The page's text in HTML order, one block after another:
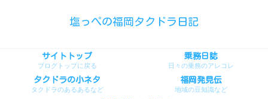
塩っぺの福岡タクドラ日記
サイトトップ
ブログトップに戻る
乗務日誌
日々の乗務のアレコレ
タクドラの小ネタ
タクドラのあるあるなど
福岡発見伝
地域の豆知識など